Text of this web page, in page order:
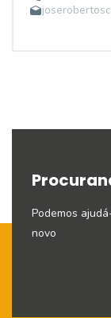
Podemos
novo